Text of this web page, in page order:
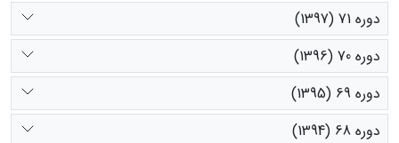
دوره 71 (1397)
دوره 70 (1396)
دوره 69 (1395)
دوره 68 (1394)